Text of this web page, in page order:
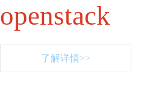
openstack
了解详情>>